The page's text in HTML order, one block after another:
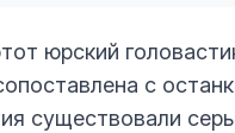
юрский
с
существовали